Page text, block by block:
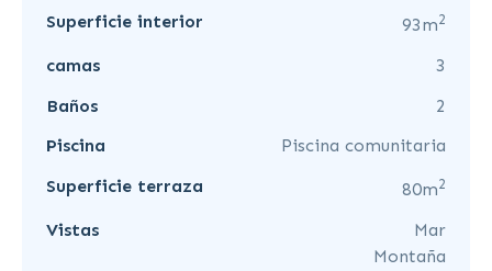
Superficie interior
93m2
camas
3
Baños
2
Piscina
Piscina comunitaria
Superficie terraza
80m2
Vistas
Mar
Montaña